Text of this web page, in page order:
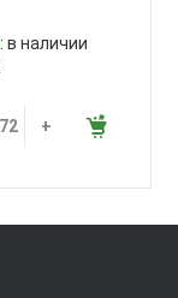
: в наличии
+